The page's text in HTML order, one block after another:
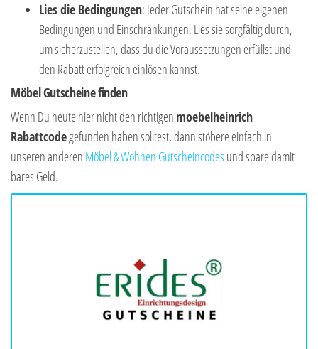
Lies die Bedingungen: Jeder Gutschein hat seine eigenen
Bedingungen und Einschränkungen. Lies sie sorgfältig durch,
um sicherzustellen, dass du die Voraussetzungen erfüllst und
den Rabatt erfolgreich einlösen kannst.
Möbel Gutscheine finden
Wenn Du heute hier nicht den richtigen moebelheinrich
Rabattcodegefunden haben solltest, dann stöbere einfach in
unseren anderen Möbel & Wohnen Gutscheincodes und spare damit
bares Geld.